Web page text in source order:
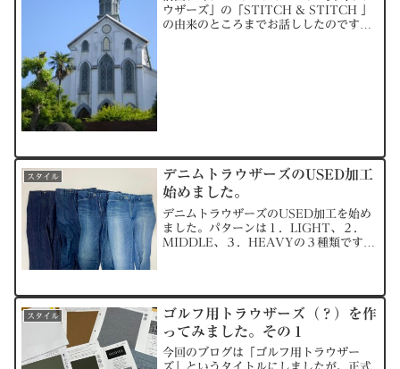
ウザーズ」の「STITCH & STITCH 」
の由来のところまでお話ししたのです
スタイル
デニムトラウザーズのUSED加工
始めました。
デニムトラウザーズのUSED加工を始め
ました。パターンは１．LIGHT、２．
MIDDLE、３．HEAVYの３種類です。
としては...
スタイル
ゴルフ用トラウザーズ（？）を作
ってみました。その１
今回のブログは「ゴルフ用トラウザー